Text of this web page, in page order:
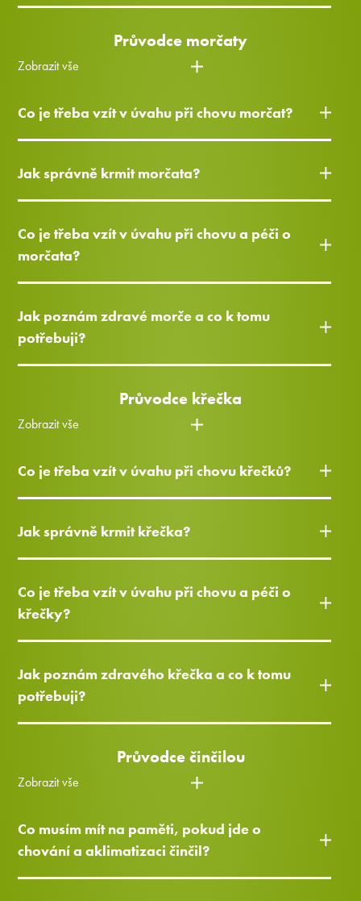
Průvodce morčaty
Zobrazit vše
Co je třeba vzít v úvahu při chovu morčat?
Jak správně krmit morčata?
Co je třeba vzít v úvahu při chovu a péči o
morčata?
Jak poznám zdravé morče a co k tomu
potřebuji?
Průvodce křečka
Zobrazit vše
Co je třeba vzít v úvahu při chovu křečků?
Jak správně krmit křečka?
Co je třeba vzít v úvahu při chovu a péči o
křečky?
Jak poznám zdravého křečka a co k tomu
potřebuji?
Průvodce činčilou
Zobrazit vše
Co musím mít na paměti, pokud jde o
chování a aklimatizaci činčil?